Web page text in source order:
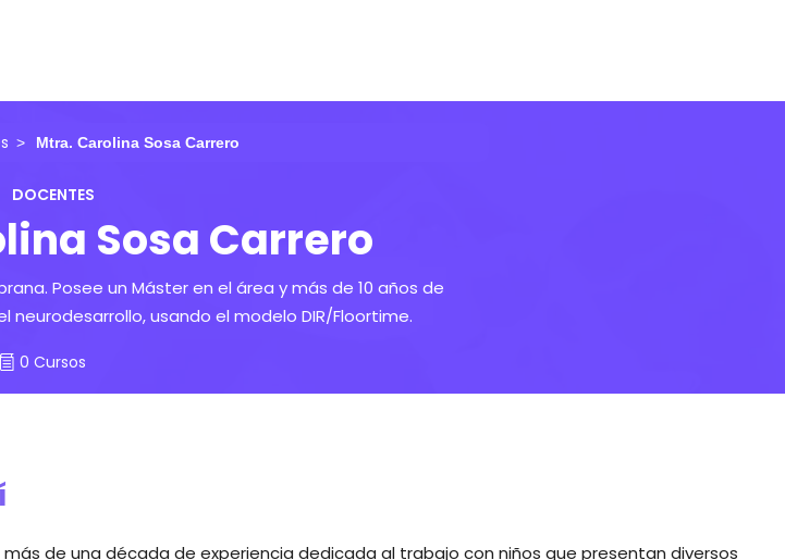
Mtra. Carolina Sosa Carrero
DOCENTES
Sosa Carrero
Posee un Máster en el área y más de 10 años de
usando el modelo DIR/Floortime.
0 Cursos
más de una década de experiencia dedicada al trabajo con niños que presentan diversos